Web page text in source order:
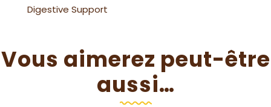
Digestive Support
Vous aimerez peut-être
aussi…